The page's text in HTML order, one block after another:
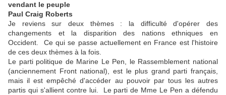
vendant le peuple
Paul Craig Roberts
Je reviens sur deux thèmes : la difficulté d'opérer des
changements et la disparition des nations ethniques en
Occident. Ce qui se passe actuellement en France est l'histoire
de ces deux thèmes à la fois.
Le parti politique de Marine Le Pen, le Rassemblement national
(anciennement Front national), est le plus grand parti français,
mais il est empêché d'accéder au pouvoir par tous les autres
partis qui s'allient contre lui. Le parti de Mme Le Pen a défendu